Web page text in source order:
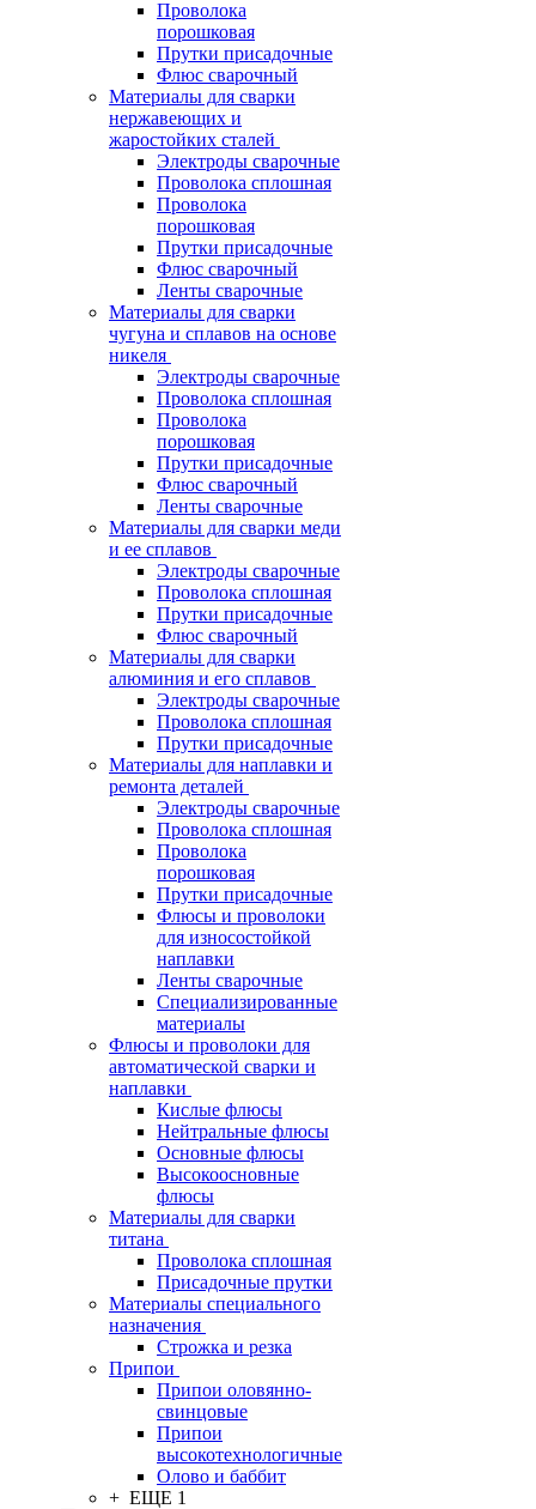
Проволока
порошковая
Прутки присадочные
Флюс сварочный
Материалы для сварки
нержавеющих и
жаростойких сталей
Электроды сварочные
Проволока сплошная
Проволока
порошковая
Прутки присадочные
Флюс сварочный
Ленты сварочные
Материалы для сварки
чугуна и сплавов на основе
никеля
Электроды сварочные
Проволока сплошная
Проволока
порошковая
Прутки присадочные
Флюс сварочный
Ленты сварочные
Материалы для сварки меди
и ее сплавов
Электроды сварочные
Проволока сплошная
Прутки присадочные
Флюс сварочный
Материалы для сварки
алюминия и его сплавов
Электроды сварочные
Проволока сплошная
Прутки присадочные
Материалы для наплавки и
ремонта деталей
Электроды сварочные
Проволока сплошная
Проволока
порошковая
Прутки присадочные
Флюсы и проволоки
для износостойкой
наплавки
Ленты сварочные
Специализированные
материалы
Флюсы и проволоки для
автоматической сварки и
наплавки
Кислые флюсы
Нейтральные флюсы
Основные флюсы
Высокоосновные
флюсы
Материалы для сварки
титана
Проволока сплошная
Присадочные прутки
Материалы специального
назначения
Строжка и резка
Припои
Припои оловянно-
свинцовые
Припои
высокотехнологичные
Олово и баббит
+ ЕЩЕ 1